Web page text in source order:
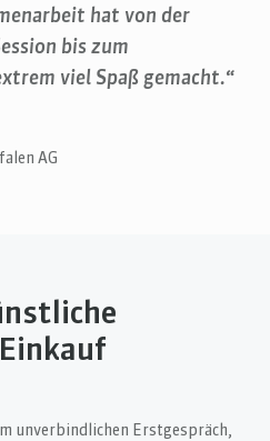
hat von der
bis zum
viel Spaß gemacht.“
AG
unverbindlichen Erstgespräch,